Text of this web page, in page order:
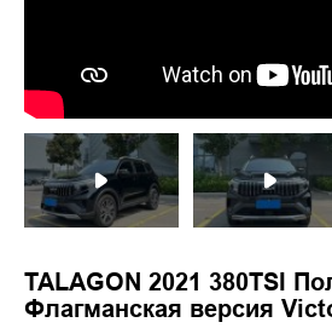
TALAGON 2021 380TSI
Флагманская версия